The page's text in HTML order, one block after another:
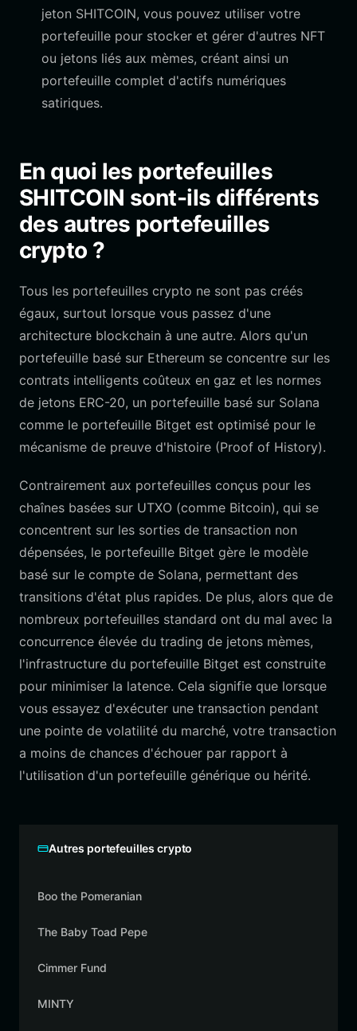
jeton SHITCOIN, vous pouvez utiliser votre
portefeuille pour stocker et gérer d'autres NFT
ou jetons liés aux mèmes, créant ainsi un
portefeuille complet d'actifs numériques
satiriques.
En quoi les portefeuilles
SHITCOIN sont-ils différents
des autres portefeuilles
crypto ?
Tous les portefeuilles crypto ne sont pas créés
égaux, surtout lorsque vous passez d'une
architecture blockchain à une autre. Alors qu'un
portefeuille basé sur Ethereum se concentre sur les
contrats intelligents coûteux en gaz et les normes
de jetons ERC-20, un portefeuille basé sur Solana
comme le portefeuille Bitget est optimisé pour le
mécanisme de preuve d'histoire (Proof of History).
Contrairement aux portefeuilles conçus pour les
chaînes basées sur UTXO (comme Bitcoin), qui se
concentrent sur les sorties de transaction non
dépensées, le portefeuille Bitget gère le modèle
basé sur le compte de Solana, permettant des
transitions d'état plus rapides. De plus, alors que de
nombreux portefeuilles standard ont du mal avec la
concurrence élevée du trading de jetons mèmes,
l'infrastructure du portefeuille Bitget est construite
pour minimiser la latence. Cela signifie que lorsque
vous essayez d'exécuter une transaction pendant
une pointe de volatilité du marché, votre transaction
a moins de chances d'échouer par rapport à
l'utilisation d'un portefeuille générique ou hérité.
Autres portefeuilles crypto
Boo the Pomeranian
The Baby Toad Pepe
Cimmer Fund
MINTY